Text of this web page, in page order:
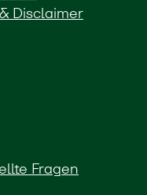
Disclaimer
Fragen